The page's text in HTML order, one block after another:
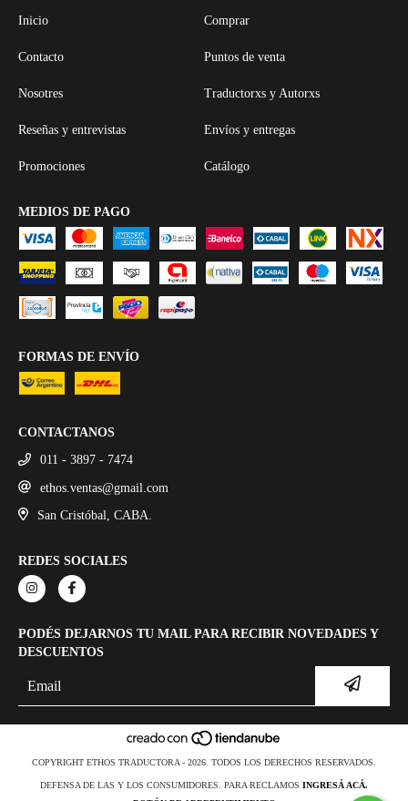
Inicio Comprar
Contacto Puntos de venta
Nosotres Traductorxs y Autorxs
Reseñas y entrevistas Envíos y entregas
Promociones Catálogo
MEDIOS DE PAGO
FORMAS DE ENVÍO
CONTACTANOS
011 - 3897 - 7474
ethos.ventas@gmail.com
San Cristóbal, CABA.
REDES SOCIALES
PODÉS DEJARNOS TU MAIL PARA RECIBIR NOVEDADES Y
DESCUENTOS
COPYRIGHT ETHOS TRADUCTORA - 2026. TODOS LOS DERECHOS RESERVADOS.
DEFENSA DE LAS Y LOS CONSUMIDORES. PARA RECLAMOS INGRESÁ ACÁ.